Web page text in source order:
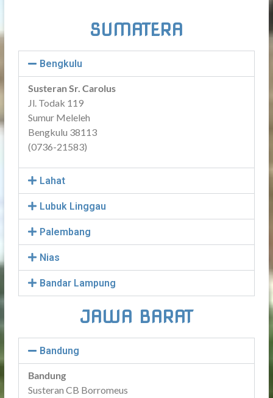
SUMATERA
Bengkulu
Susteran Sr. Carolus
Jl. Todak 119
Sumur Meleleh
Bengkulu 38113
(0736-21583)
Lahat
Lubuk Linggau
Palembang
Nias
Bandar Lampung
JAWA BARAT
Bandung
Bandung
Susteran CB Borromeus